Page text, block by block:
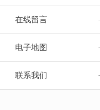
在线留言
电子地图
联系我们